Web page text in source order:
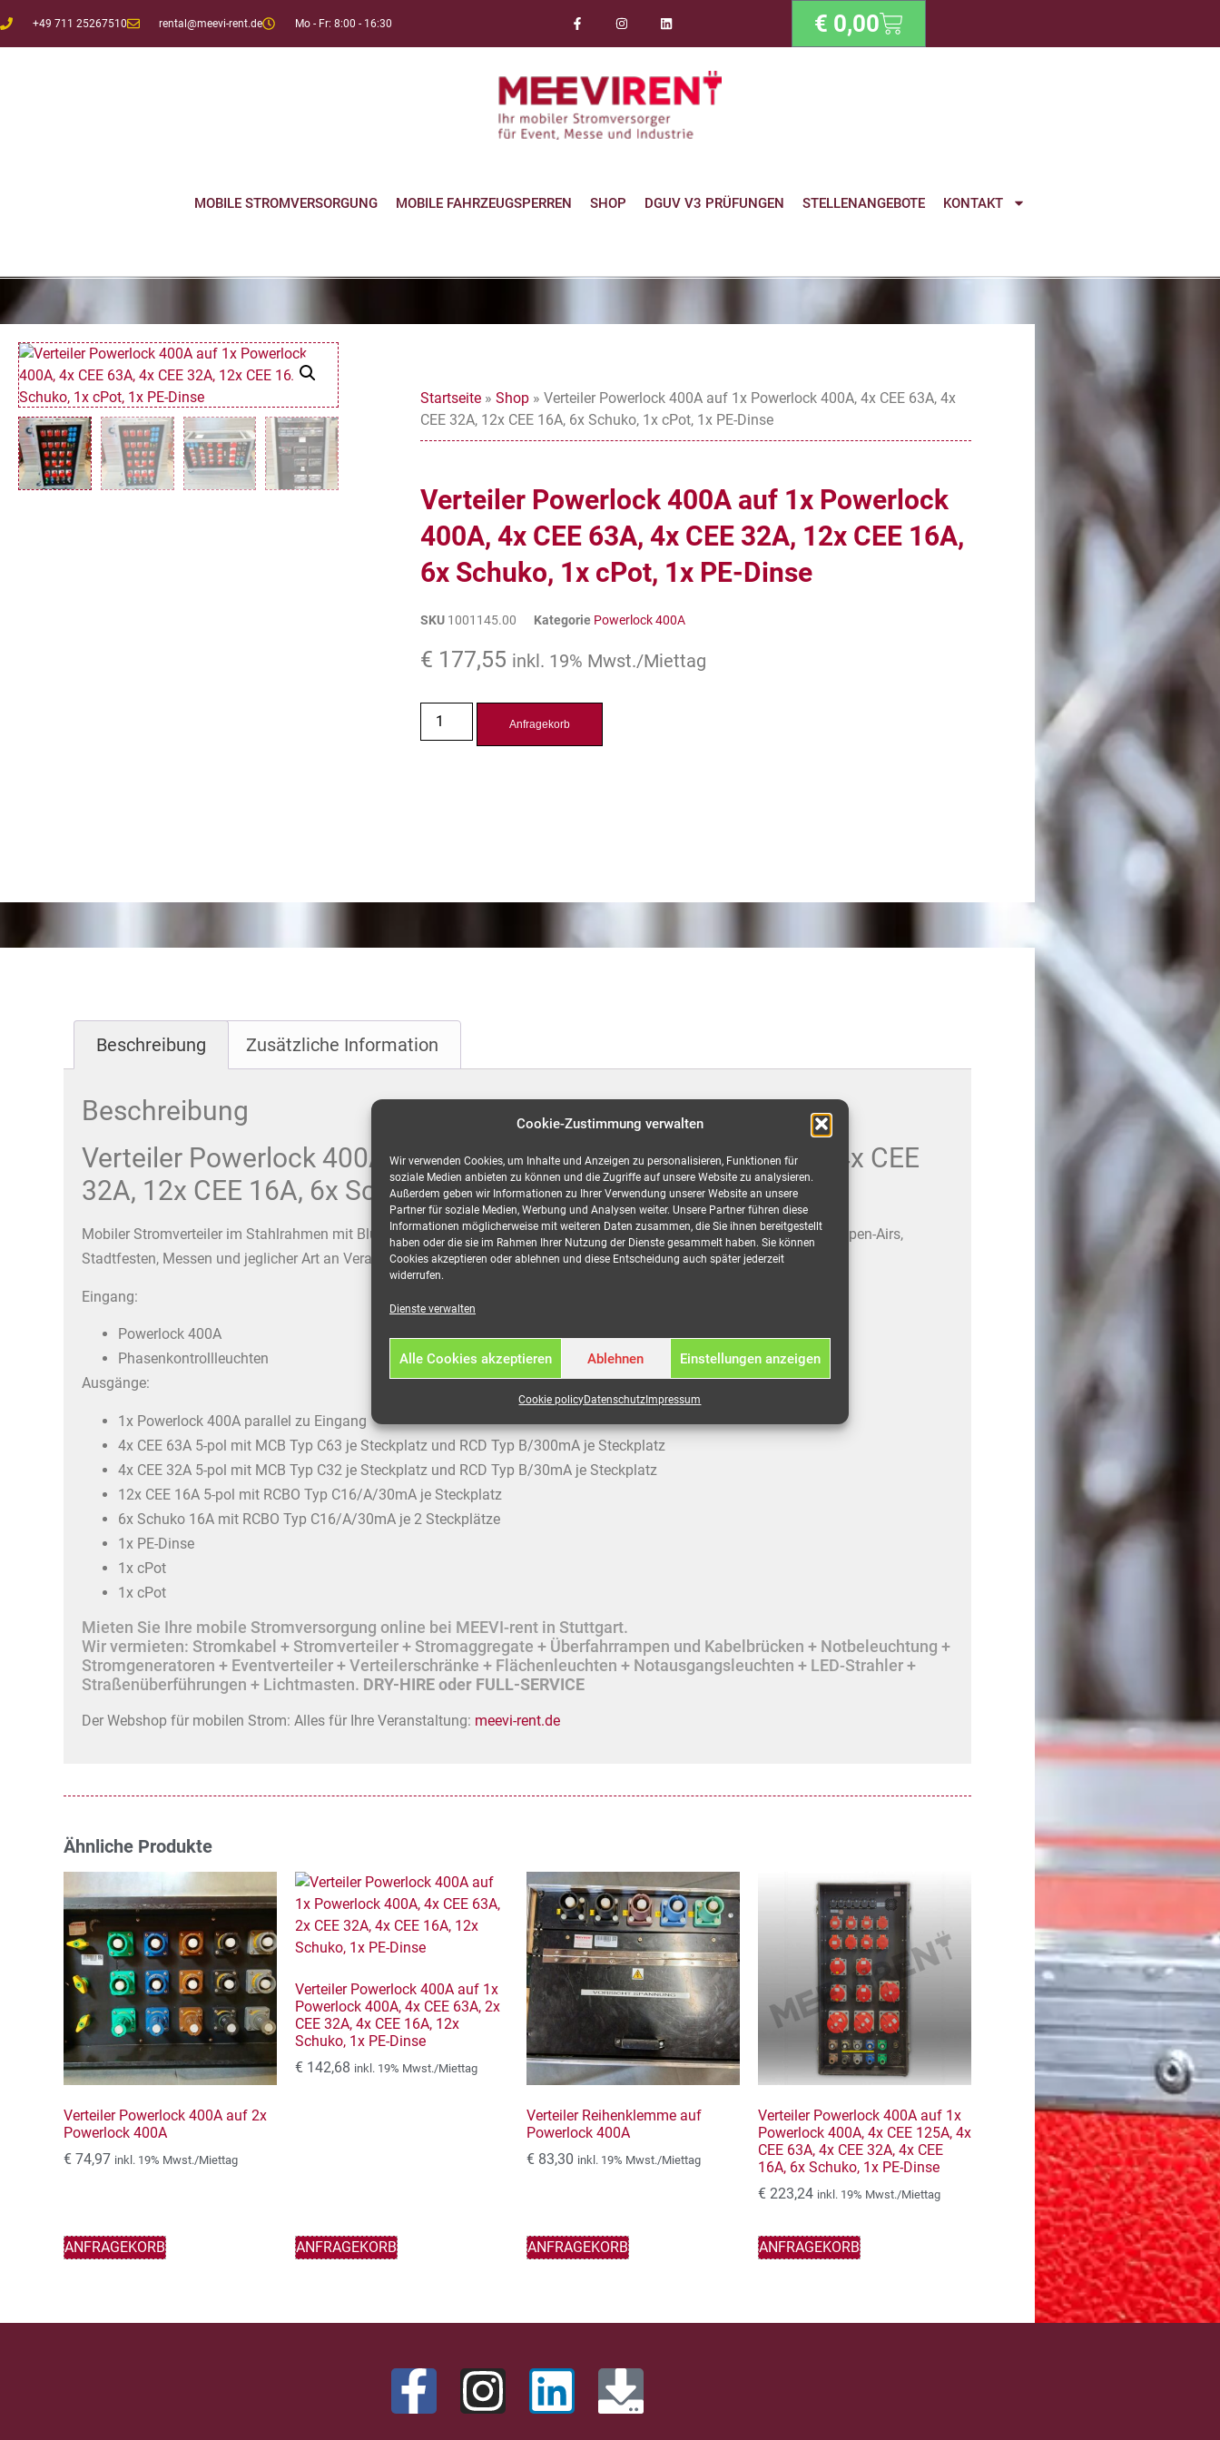
Cookie-Zustimmung verwalten
Wir verwenden Cookies, um Inhalte und Anzeigen zu personalisieren, Funktionen für
soziale Medien anbieten zu können und die Zugriffe auf unsere Website zu analysieren.
Außerdem geben wir Informationen zu Ihrer Verwendung unserer Website an unsere
Partner für soziale Medien, Werbung und Analysen weiter. Unsere Partner führen diese
Informationen möglicherweise mit weiteren Daten zusammen, die Sie ihnen bereitgestellt
haben oder die sie im Rahmen Ihrer Nutzung der Dienste gesammelt haben. Sie können
Cookies akzeptieren oder ablehnen und diese Entscheidung auch später jederzeit
widerrufen.
Dienste verwalten
Alle Cookies akzeptieren Ablehnen Einstellungen anzeigen
Cookie policyDatenschutz Impressum
+49 711 25267510 rental@meevi-rent.de Mo - Fr: 8:00 - 16:30 € 0,00
MOBILE STROMVERSORGUNG MOBILE FAHRZEUGSPERREN SHOP DGUV V3 PRÜFUNGEN STELLENANGEBOTE KONTAKT
Startseite » Shop » Verteiler Powerlock 400A auf 1x Powerlock 400A, 4x CEE 63A, 4x
CEE 32A, 12x CEE 16A, 6x Schuko, 1x cPot, 1x PE-Dinse
Verteiler Powerlock 400A auf 1x Powerlock
400A, 4x CEE 63A, 4x CEE 32A, 12x CEE 16A,
6x Schuko, 1x cPot, 1x PE-Dinse
SKU 1001145.00 Kategorie Powerlock 400A
€ 177,55 inkl. 19% Mwst./Miettag
Anfragekorb
Beschreibung Zusätzliche Information
Beschreibung
Verteiler Powerlock 400A auf 1x Powerlock 400A, 4x CEE 63A, 4x CEE
32A, 12x CEE 16A, 6x Schuko, 1x cPot, 1x PE-Dinse mieten
Mobiler Stromverteiler im Stahlrahmen mit Blue-Wheels und Staplerlaschen für den universellen Einsatz bei Konzerten, Open-Airs,
Stadtfesten, Messen und jeglicher Art an Veranstaltungen.
Eingang:
Powerlock 400A
Phasenkontrollleuchten
Ausgänge:
1x Powerlock 400A parallel zu Eingang
4x CEE 63A 5-pol mit MCB Typ C63 je Steckplatz und RCD Typ B/300mA je Steckplatz
4x CEE 32A 5-pol mit MCB Typ C32 je Steckplatz und RCD Typ B/30mA je Steckplatz
12x CEE 16A 5-pol mit RCBO Typ C16/A/30mA je Steckplatz
6x Schuko 16A mit RCBO Typ C16/A/30mA je 2 Steckplätze
1x PE-Dinse
1x cPot
1x cPot
Mieten Sie Ihre mobile Stromversorgung online bei MEEVI-rent in Stuttgart.
Wir vermieten: Stromkabel + Stromverteiler + Stromaggregate + Überfahrrampen und Kabelbrücken + Notbeleuchtung +
Stromgeneratoren + Eventverteiler + Verteilerschränke + Flächenleuchten + Notausgangsleuchten + LED-Strahler +
Straßenüberführungen + Lichtmasten. DRY-HIRE oder FULL-SERVICE
Der Webshop für mobilen Strom: Alles für Ihre Veranstaltung: meevi-rent.de
Ähnliche Produkte
Verteiler Powerlock 400A auf 2x
Powerlock 400A
€ 74,97 inkl. 19% Mwst./Miettag
ANFRAGEKORB
Verteiler Powerlock 400A auf 1x
Powerlock 400A, 4x CEE 63A, 2x
CEE 32A, 4x CEE 16A, 12x
Schuko, 1x PE-Dinse
€ 142,68 inkl. 19% Mwst./Miettag
ANFRAGEKORB
Verteiler Reihenklemme auf
Powerlock 400A
€ 83,30 inkl. 19% Mwst./Miettag
ANFRAGEKORB
Verteiler Powerlock 400A auf 1x
Powerlock 400A, 4x CEE 125A, 4x
CEE 63A, 4x CEE 32A, 4x CEE
16A, 6x Schuko, 1x PE-Dinse
€ 223,24 inkl. 19% Mwst./Miettag
ANFRAGEKORB